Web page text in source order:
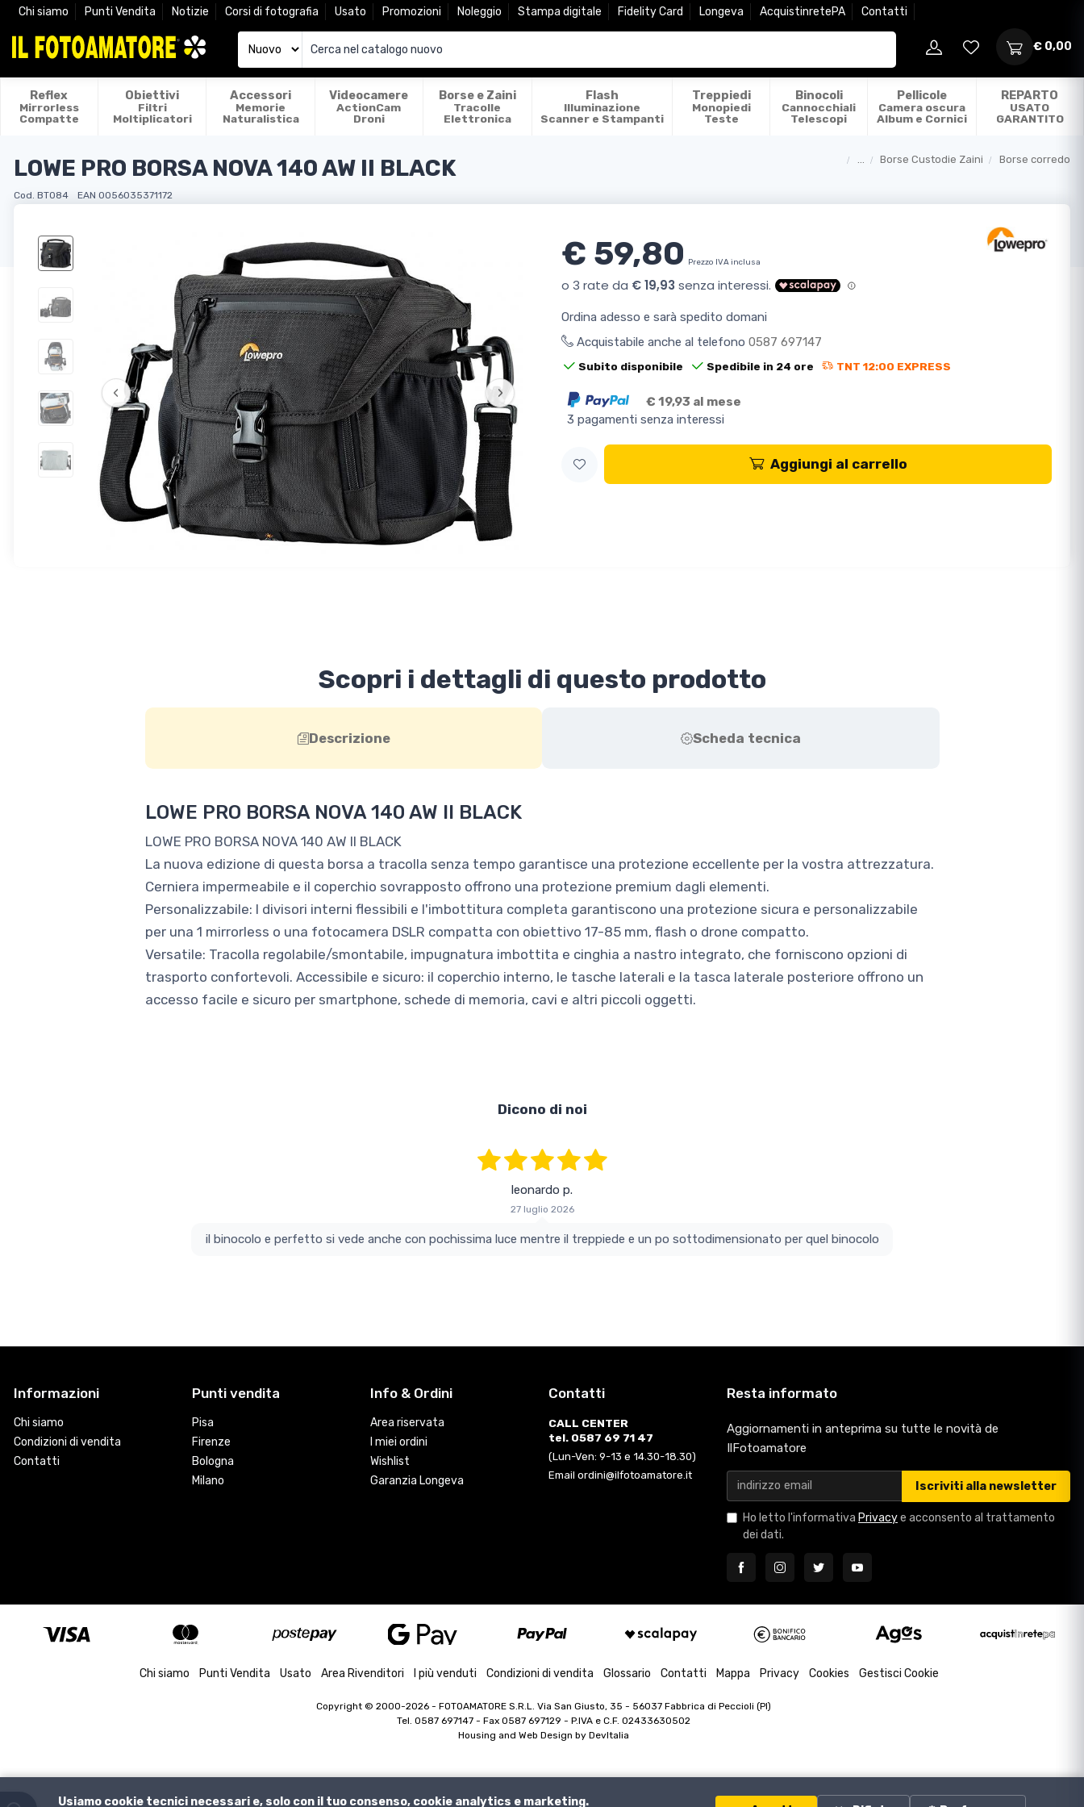
Chi siamo Punti Vendita Notizie Corsi di fotografia Usato Promozioni Noleggio Stampa digitale Fidelity Card Longeva AcquistinretePA Contatti
€ 0,00
Reflex
Mirrorless
Compatte
Obiettivi
Filtri
Moltiplicatori
Accessori
Memorie
Naturalistica
Videocamere
ActionCam
Droni
Borse e Zaini
Tracolle
Elettronica
Flash
Illuminazione
Scanner e Stampanti
Treppiedi
Monopiedi
Teste
Binocoli
Cannocchiali
Telescopi
Pellicole
Camera oscura
Album e Cornici
REPARTO
USATO
GARANTITO
Borse Custodie Zaini Borse corredo
LOWE PRO BORSA NOVA 140 AW II BLACK
Cod. BT084 EAN 0056035371172
‹ ›
€ 59,80 Prezzo IVA inclusa
Ordina adesso e sarà spedito domani
Acquistabile anche al telefono 0587 697147
Subito disponibile Spedibile in 24 ore TNT 12:00 EXPRESS
€ 19,93 al mese
3 pagamenti senza interessi
Aggiungi al carrello
Scopri i dettagli di questo prodotto
Descrizione Scheda tecnica
LOWE PRO BORSA NOVA 140 AW II BLACK
LOWE PRO BORSA NOVA 140 AW II BLACK
La nuova edizione di questa borsa a tracolla senza tempo garantisce una protezione eccellente per la vostra attrezzatura.
Cerniera impermeabile e il coperchio sovrapposto offrono una protezione premium dagli elementi.
Personalizzabile: I divisori interni flessibili e l'imbottitura completa garantiscono una protezione sicura e personalizzabile
per una 1 mirrorless o una fotocamera DSLR compatta con obiettivo 17-85 mm, flash o drone compatto.
Versatile: Tracolla regolabile/smontabile, impugnatura imbottita e cinghia a nastro integrato, che forniscono opzioni di
trasporto confortevoli. Accessibile e sicuro: il coperchio interno, le tasche laterali e la tasca laterale posteriore offrono un
accesso facile e sicuro per smartphone, schede di memoria, cavi e altri piccoli oggetti.
Dicono di noi
leonardo p.
27 luglio 2026
il binocolo e perfetto si vede anche con pochissima luce mentre il treppiede e un po sottodimensionato per quel binocolo
Informazioni
Chi siamo
Condizioni di vendita
Contatti
Punti vendita
Pisa
Firenze
Bologna
Milano
Info & Ordini
Area riservata
I miei ordini
Wishlist
Garanzia Longeva
Contatti
CALL CENTER
tel. 0587 69 71 47
(Lun-Ven: 9-13 e 14.30-18.30)
Email ordini@ilfotoamatore.it
Resta informato
Aggiornamenti in anteprima su tutte le novità de
IlFotoamatore
Iscriviti alla newsletter
Ho letto l'informativa Privacye acconsento al trattamento
dei dati.
Chi siamo Punti Vendita Usato Area Rivenditori I più venduti Condizioni di vendita Glossario Contatti Mappa Privacy Cookies Gestisci Cookie
Copyright © 2000-2026 - FOTOAMATORE S.R.L. Via San Giusto, 35 - 56037 Fabbrica di Peccioli (PI)
Tel. 0587 697147 - Fax 0587 697129 - P.IVA e C.F. 02433630502
Housing and Web Design by DevItalia
Usiamo cookie tecnici necessari e, solo con il tuo consenso, cookie analytics e marketing.